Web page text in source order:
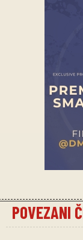
POVEZANI